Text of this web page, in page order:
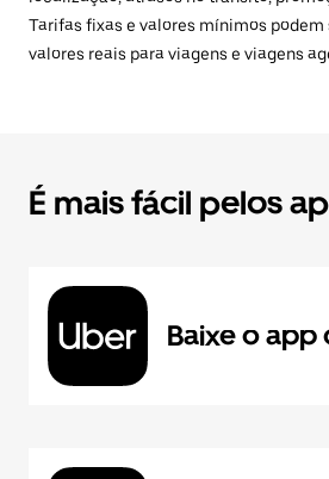
Tarifas fixas e valores mínimos podem
valores reais para viagens e viagens
É mais fácil pelos
Baixe o app